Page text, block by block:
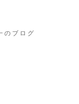
のブログ